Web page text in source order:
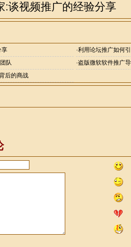
:谈视频推广的经验分享
享 ·利用论坛推广如何
队 ·盗版微软软件推广
后的商战